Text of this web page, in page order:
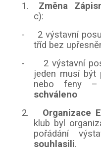
1.
Změna
c):
-
2 výstavní
tříd bez
-
2 výstavní
jeden musí být
nebo feny
schváleno
2.
Organizace
klub byl
pořádání
souhlasili.